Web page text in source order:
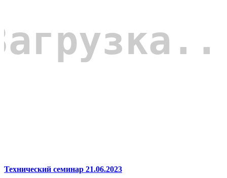
Технический семинар 21.06.2023